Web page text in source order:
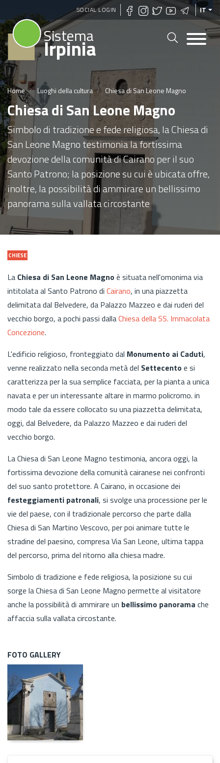
Salta
al
SOCIAL LOGIN IT
Sistema
Irpinia
Home Luoghi della cultura Chiesa di San Leone Magno
Chiesa di San Leone Magno
Simbolo di tradizione e fede religiosa, la Chiesa di
San Leone Magno testimonia la fortissima
devozione della comunità di Cairano per il suo
Santo Patrono; la posizione su cui è ubicata offre,
inoltre, la possibilità di ammirare un bellissimo
panorama sulla vallata circostante
CHIESE
La Chiesa di San Leone Magnoè situata nell'omonima via
intitolata al Santo Patrono di Cairano, in una piazzetta
delimitata dal Belvedere, da Palazzo Mazzeo e dai ruderi del
vecchio borgo, a pochi passi dallaChiesa della SS. Immacolata
Concezione.
L'edificio religioso, fronteggiato dal Monumento ai Caduti,
venne realizzato nella seconda metà del Settecentoe si
caratterizza per la sua semplice facciata, per la pianta a unica
navata e per un interessante altare in marmo policromo. in
modo tale da essere collocato su una piazzetta delimitata,
oggi, dal Belvedere, da Palazzo Mazzeo e dai ruderi del
vecchio borgo.
La Chiesa di San Leone Magno testimonia, ancora oggi, la
fortissima devozione della comunità cairanese nei confronti
del suo santo protettore. A Cairano, in occasione dei
festeggiamenti patronali, si svolge una processione per le
vie del paese, con il tradizionale percorso che parte dalla
Chiesa di San Martino Vescovo, per poi animare tutte le
stradine del paesino, compresa Via San Leone, ultima tappa
del percorso, prima del ritorno alla chiesa madre.
Simbolo di tradizione e fede religiosa, la posizione su cui
sorge la Chiesa di San Leone Magno permette al visitatore
anche la possibilità di ammirare un bellissimo panorama che
affaccia sulla vallata circostante.
FOTO GALLERY